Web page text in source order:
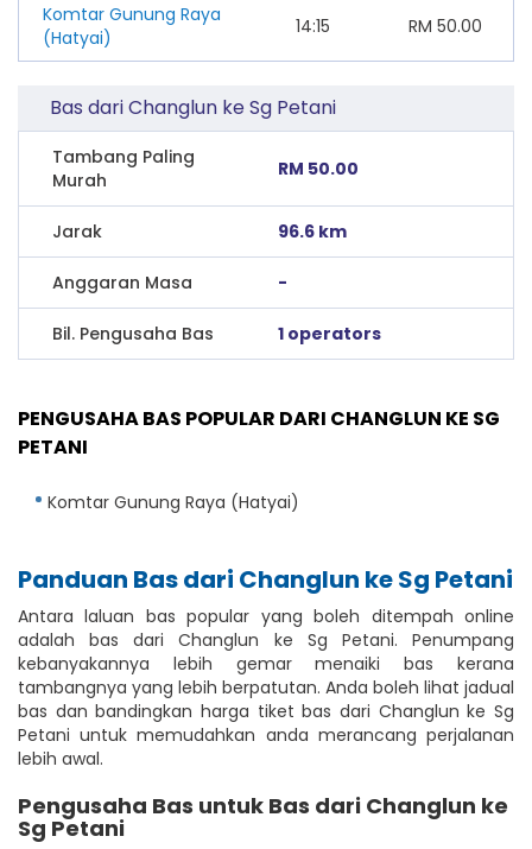
Komtar Gunung Raya
(Hatyai)
14:15 RM 50.00
Bas dari Changlun ke Sg Petani
Tambang Paling
Murah
RM 50.00
Jarak 96.6 km
Anggaran Masa -
Bil. Pengusaha Bas 1 operators
PENGUSAHA BAS POPULAR DARI CHANGLUN KE SG
PETANI
Komtar Gunung Raya (Hatyai)
Panduan Bas dari Changlun ke Sg Petani
Antara laluan bas popular yang boleh ditempah online
adalah bas dari Changlun ke Sg Petani. Penumpang
kebanyakannya lebih gemar menaiki bas kerana
tambangnya yang lebih berpatutan. Anda boleh lihat jadual
bas dan bandingkan harga tiket bas dari Changlun ke Sg
Petani untuk memudahkan anda merancang perjalanan
lebih awal.
Pengusaha Bas untuk Bas dari Changlun ke
Sg Petani